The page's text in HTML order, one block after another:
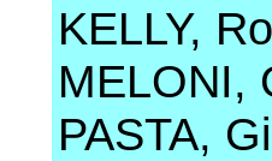
KELLY,
MELONI,
PASTA,